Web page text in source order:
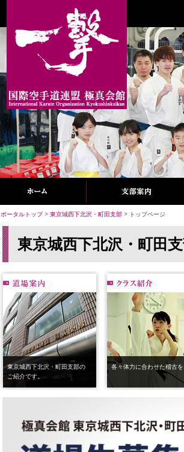
ポータルトップ> 東京城西下北沢・町田支部 > トップページ
東京城西下北沢・町田
東京城西下北沢・町田支部の
ご紹介です。
各々体力に合わせた稽古を